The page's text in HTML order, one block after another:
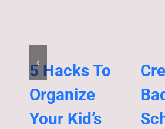
5 Hacks To
Organize
Your Kid’s